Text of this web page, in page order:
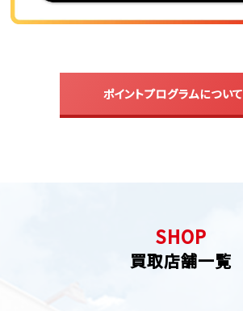
ポイントプログラムについて
SHOP
買取店舗一覧